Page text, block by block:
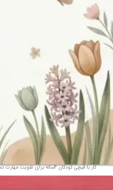
کار با قیچی کودکان 4ساله برای تقویت مهارت دست ورزی